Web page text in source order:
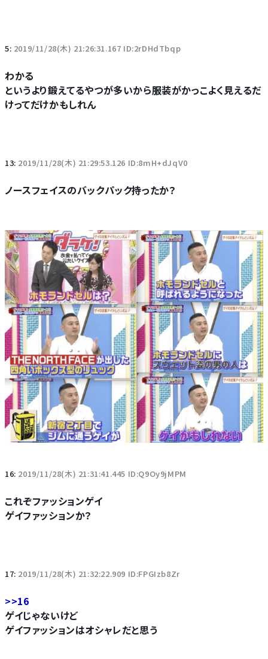
5: 2019/11/28(木) 21:26:31.167 ID:2rDHdTbqp
わかる
というより鍛えてるやつが多いから服装がかっこよく見えるだ
けってだけかもしれん
13: 2019/11/28(木) 21:29:53.126 ID:8mH+dJqV0
ノースフェイスのバックパック持ったか？
16: 2019/11/28(木) 21:31:41.445 ID:Q9Oy9jMPM
これぞファッションゲイ
ゲイファッションか？
17: 2019/11/28(木) 21:32:22.909 ID:FPGIzb8Zr
>>16
ゲイじゃないけど
ゲイファッションはオシャレだと思う